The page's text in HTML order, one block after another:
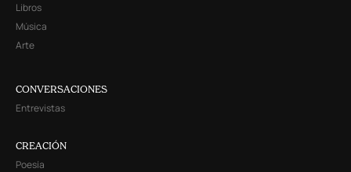
Libros
Música
Arte
CONVERSACIONES
Entrevistas
CREACIÓN
Poesía